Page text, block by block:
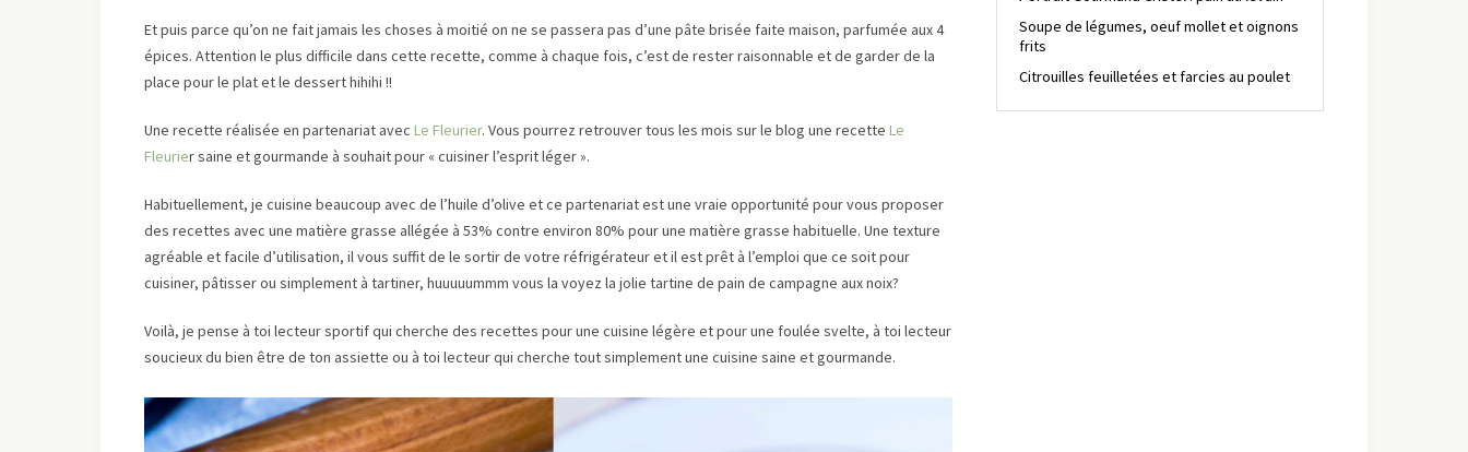
Et puis parce qu’on ne fait jamais les choses à moitié on ne se passera pas d’une pâte brisée faite maison, parfumée aux 4
épices. Attention le plus difficile dans cette recette, comme à chaque fois, c’est de rester raisonnable et de garder de la
place pour le plat et le dessert hihihi !!
Une recette réalisée en partenariat avec Le Fleurier. Vous pourrez retrouver tous les mois sur le blog une recette Le
Fleurier saine et gourmande à souhait pour « cuisiner l’esprit léger ».
Habituellement, je cuisine beaucoup avec de l’huile d’olive et ce partenariat est une vraie opportunité pour vous proposer
des recettes avec une matière grasse allégée à 53% contre environ 80% pour une matière grasse habituelle. Une texture
agréable et facile d’utilisation, il vous suffit de le sortir de votre réfrigérateur et il est prêt à l’emploi que ce soit pour
cuisiner, pâtisser ou simplement à tartiner, huuuuummm vous la voyez la jolie tartine de pain de campagne aux noix?
Voilà, je pense à toi lecteur sportif qui cherche des recettes pour une cuisine légère et pour une foulée svelte, à toi lecteur
soucieux du bien être de ton assiette ou à toi lecteur qui cherche tout simplement une cuisine saine et gourmande.
Soupe de légumes, oeuf mollet et oignons
frits
Citrouilles feuilletées et farcies au poulet